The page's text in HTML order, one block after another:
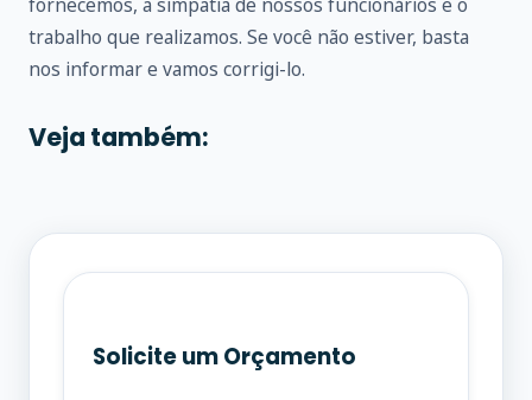
trabalho que realizamos. Se você não estiver, basta
nos informar e vamos corrigi-lo.
Veja também:
Solicite um Orçamento